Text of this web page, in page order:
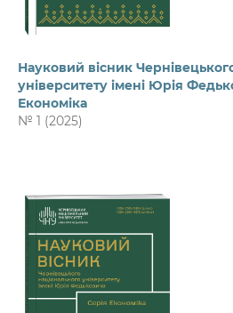
Науковий вісник
університету імені Юрія
Економіка
№ 1 (2025)